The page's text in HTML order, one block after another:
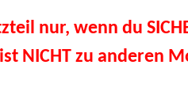
nur, wenn du
NICHT zu anderen